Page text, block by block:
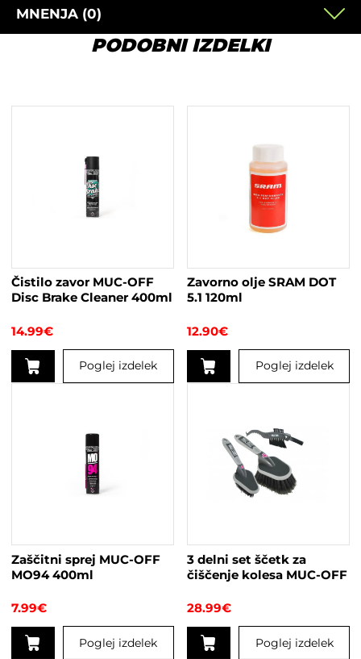
MNENJA (0)
PODOBNI IZDELKI
Čistilo zavor MUC-OFF
Disc Brake Cleaner 400ml
14.99€
Poglej izdelek
Zavorno olje SRAM DOT
5.1 120ml
12.90€
Poglej izdelek
Zaščitni sprej MUC-OFF
MO94 400ml
7.99€
Poglej izdelek
3 delni set ščetk za
čiščenje kolesa MUC-OFF
28.99€
Poglej izdelek